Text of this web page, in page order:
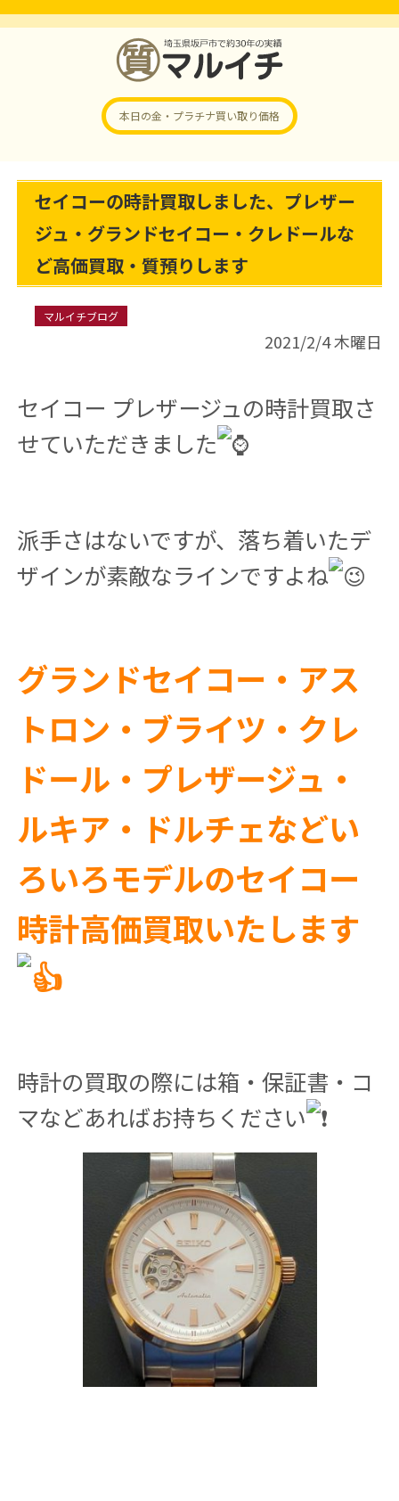
本日の金・プラチナ買い取り価格
セイコーの時計買取しました、プレザー
ジュ・グランドセイコー・クレドールな
ど高価買取・質預りします
マルイチブログ
2021/2/4 木曜日
セイコー プレザージュの時計買取さ
せていただきました
派手さはないですが、落ち着いたデ
ザインが素敵なラインですよね
グランドセイコー・アス
トロン・ブライツ・クレ
ドール・プレザージュ・
ルキア・ドルチェなどい
ろいろモデルのセイコー
時計高価買取いたします
時計の買取の際には箱・保証書・コ
マなどあればお持ちください